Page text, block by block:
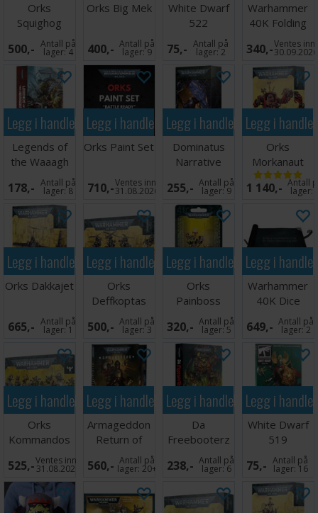
Orks
Squighog
Boyz
500,- Antall på
lager:4
Orks Big Mek
400,- Antall på
lager:9
White Dwarf
522
75,- Antall på
lager:2
Warhammer
40K Folding
Dice Tray
340,-Ventes inn
30.09.2026
Legg i handlekurven
Legends of
the Waaagh
(Paperback)
178,- Antall på
lager:8
Legg i handlekurven
Orks Paint Set
710,-Ventes inn
31.08.2026
Legg i handlekurven
Dominatus
Narrative
Campaign
Deck
255,- Antall på
lager:9
Legg i
Orks
Morkanaut
1 140,- Antall
lager:
Legg i handlekurven
Orks Dakkajet
665,- Antall på
lager:1
Legg i handlekurven
Orks
Deffkoptas
500,- Antall på
lager:3
Legg i handlekurven
Orks
Painboss
320,- Antall på
lager:5
Legg i
Warhammer
40K Dice
Scroll
649,- Antall på
lager:2
Legg i handlekurven
Orks
Kommandos
525,-Ventes inn
31.08.2026
Legg i handlekurven
Armageddon
Return of
Yarrick
(Slipcase)
560,- Antall på
lager:20+
Legg i handlekurven
Da
Freebooterz
Code
(Hardback)
238,- Antall på
lager:6
Legg i
White Dwarf
519
75,- Antall på
lager: 16